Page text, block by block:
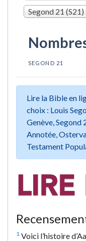
Segond 21
SEGOND 21
Lire la Bible en
choix : Louis
Genève, Segond
Annotée,
Testament
1 Voici l’histoire